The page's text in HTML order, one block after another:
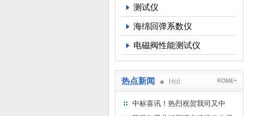
测试仪
海绵回弹系数仪
电磁阀性能测试仪
热点新闻 Hot ROME+
中标喜讯！热烈祝贺我司又中